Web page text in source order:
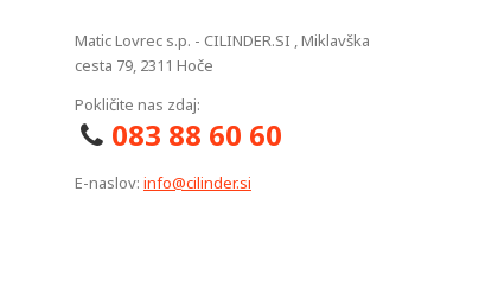
Matic Lovrec s.p. - CILINDER.SI , Miklavška
cesta 79, 2311 Hoče
Pokličite nas zdaj:
083 88 60 60
E-naslov: info@cilinder.si